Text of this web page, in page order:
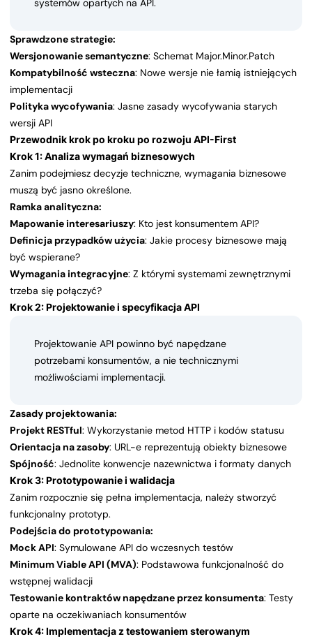
systemów opartych na API.
Sprawdzone strategie:
Wersjonowanie semantyczne: Schemat Major.Minor.Patch
Kompatybilność wsteczna: Nowe wersje nie łamią istniejących
implementacji
Polityka wycofywania: Jasne zasady wycofywania starych
wersji API
Przewodnik krok po kroku po rozwoju API-First
Krok 1: Analiza wymagań biznesowych
Zanim podejmiesz decyzje techniczne, wymagania biznesowe
muszą być jasno określone.
Ramka analityczna:
Mapowanie interesariuszy: Kto jest konsumentem API?
Definicja przypadków użycia: Jakie procesy biznesowe mają
być wspierane?
Wymagania integracyjne: Z którymi systemami zewnętrznymi
trzeba się połączyć?
Krok 2: Projektowanie i specyfikacja API
Projektowanie API powinno być napędzane
potrzebami konsumentów, a nie technicznymi
możliwościami implementacji.
Zasady projektowania:
Projekt RESTful: Wykorzystanie metod HTTP i kodów statusu
Orientacja na zasoby: URL-e reprezentują obiekty biznesowe
Spójność: Jednolite konwencje nazewnictwa i formaty danych
Krok 3: Prototypowanie i walidacja
Zanim rozpocznie się pełna implementacja, należy stworzyć
funkcjonalny prototyp.
Podejścia do prototypowania:
Mock API: Symulowane API do wczesnych testów
Minimum Viable API (MVA): Podstawowa funkcjonalność do
wstępnej walidacji
Testowanie kontraktów napędzane przez konsumenta: Testy
oparte na oczekiwaniach konsumentów
Krok 4: Implementacja z testowaniem sterowanym